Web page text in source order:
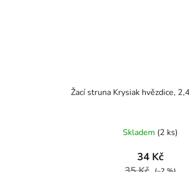
Žací struna Krysiak hvězdice,
Skladem (2 ks)
34 Kč